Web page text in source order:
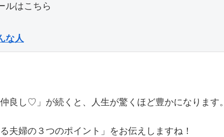
ルはこちら
な人
良し♡」が続くと、人生が驚くほど豊かになります。
夫婦の３つのポイント」をお伝えしますね！